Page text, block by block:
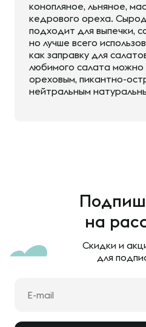
конопляное, льняное,
кедрового ореха.
подходит для выпечки,
но лучше всего
как заправку для
любимого салата можно
ореховым, пикантно-
нейтральным
на
Скидки и
для